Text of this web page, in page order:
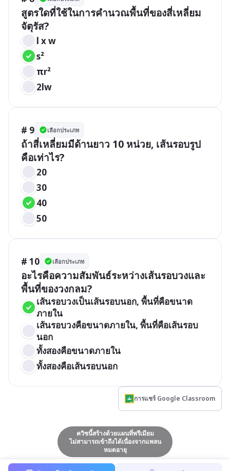
สูตรใดที่ใช้ในการคำนวณพื้นที่ของสี่เหลี่ยม
จัตุรัส?
l x w
s²
πr²
2lw
# 9 เลือกประเภท
ถ้าสี่เหลี่ยมมีด้านยาว 10 หน่วย, เส้นรอบรูป
คือเท่าไร?
20
30
40
50
# 10 เลือกประเภท
อะไรคือความสัมพันธ์ระหว่างเส้นรอบวงและ
พื้นที่ของวงกลม?
เส้นรอบวงเป็นเส้นรอบนอก, พื้นที่คือขนาด
ภายใน
เส้นรอบวงคือขนาดภายใน, พื้นที่คือเส้นรอบ
นอก
ทั้งสองคือขนาดภายใน
ทั้งสองคือเส้นรอบนอก
การแชร์ Google Classroom
ควิซนี้สร้างด้วยแผนที่พรีเมียม
ไม่สามารถเข้าถึงได้เนื่องจากแพลน
หมดอายุ